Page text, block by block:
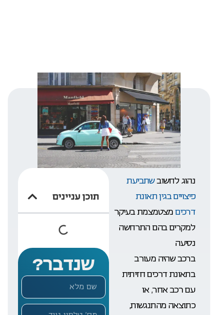
תוכן עניינים
שנדבר?
נהוג לחשובשתביעת
פיצויים בגין תאונת
דרכיםמצטמצמת בעיקר
למקרים בהם התרחשה
נסיעה
ברכב שהיה מעורב
בתאונת דרכים חזיתית
עם רכב אחר, או
כתוצאה מהתנגשות,